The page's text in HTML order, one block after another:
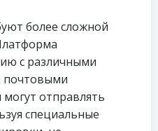
более сложной
с различными
почтовыми
отправлять
специальные